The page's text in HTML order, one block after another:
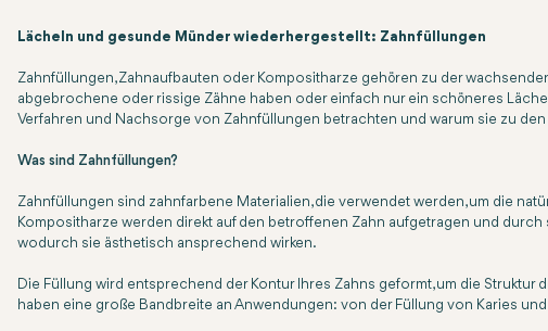
Lächeln und gesunde Münder wiederhergestellt: Zahnfüllungen
Zahnfüllungen, Zahnaufbauten oder Kompositharze gehören zu der
abgebrochene oder rissige Zähne haben oder einfach nur ein schöneres
Verfahren und Nachsorge von Zahnfüllungen betrachten und warum sie zu
Was sind Zahnfüllungen?
Zahnfüllungen sind zahnfarbene Materialien, die verwendet werden, um die
Kompositharze werden direkt auf den betroffenen Zahn aufgetragen und
wodurch sie ästhetisch ansprechend wirken.
Die Füllung wird entsprechend der Kontur Ihres Zahns geformt, um die
haben eine große Bandbreite an Anwendungen: von der Füllung von Karies